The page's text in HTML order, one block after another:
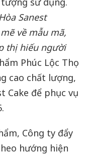
Sanest
về mẫu mã,
thị hiếu người
Phúc Lộc Thọ
cao chất lượng,
Cake để phục vụ
Công ty đẩy
hướng hiện